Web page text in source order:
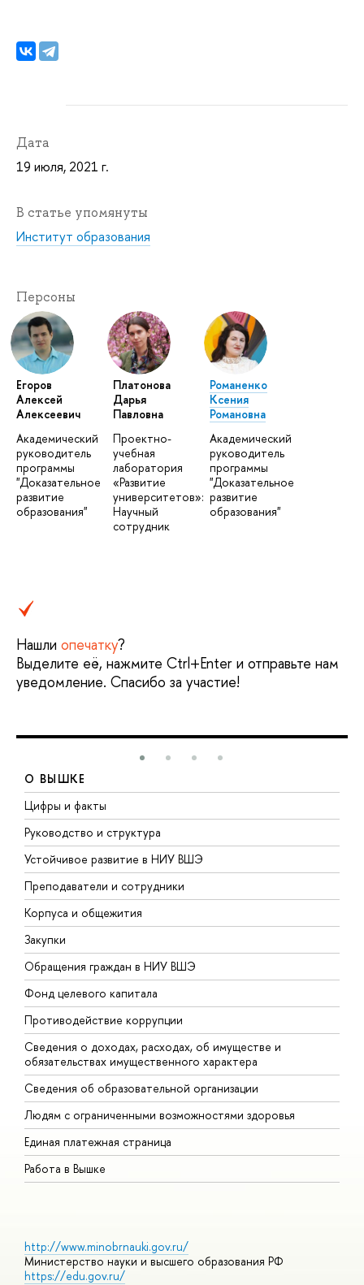
Дата
19 июля, 2021 г.
В статье упомянуты
Институт образования
Персоны
Егоров
Алексей
Алексеевич
Академический
руководитель
программы
"Доказательное
развитие
образования"
Платонова
Дарья
Павловна
Проектно-
учебная
лаборатория
«Развитие
университетов»:
Научный
сотрудник
Романенко
Ксения
Романовна
Академический
руководитель
программы
"Доказательное
развитие
образования"
Нашли опечатку?
Выделите её, нажмите Ctrl+Enter и отправьте нам
уведомление. Спасибо за участие!
О ВЫШКЕ
Цифры и факты
Руководство и структура
Устойчивое развитие в НИУ ВШЭ
Преподаватели и сотрудники
Корпуса и общежития
Закупки
Обращения граждан в НИУ ВШЭ
Фонд целевого капитала
Противодействие коррупции
Сведения о доходах, расходах, об имуществе и
обязательствах имущественного характера
Сведения об образовательной организации
Людям с ограниченными возможностями здоровья
Единая платежная страница
Работа в Вышке
http://www.minobrnauki.gov.ru/
Министерство науки и высшего образования РФ
https://edu.gov.ru/